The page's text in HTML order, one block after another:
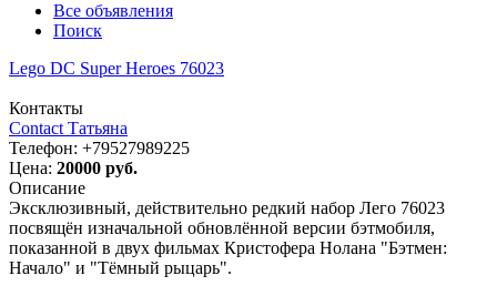
Все объявления
Поиск
Lego DC Super Heroes 76023
Контакты
Contact Татьяна
Телефон: +79527989225
Цена: 20000 руб.
Описание
Эксклюзивный, действительно редкий набор Лего 76023
посвящён изначальной обновлённой версии бэтмобиля,
показанной в двух фильмах Кристофера Нолана "Бэтмен:
Начало" и "Тёмный рыцарь".